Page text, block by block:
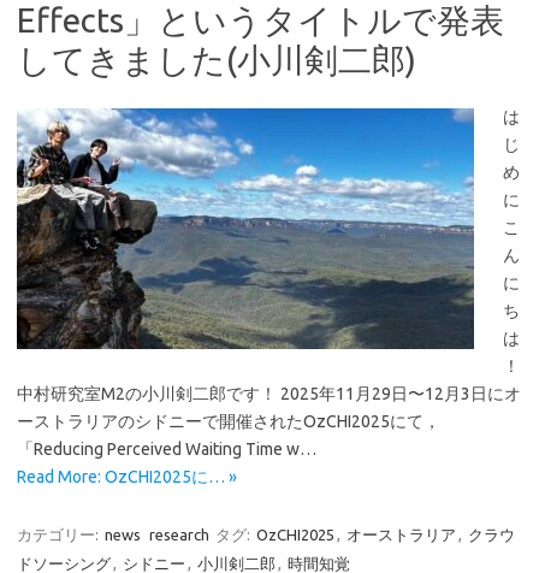
Effects」というタイトルで発表
してきました(小川剣二郎)
は
じ
め
に
こ
ん
に
ち
は
！
中村研究室M2の小川剣二郎です！ 2025年11月29日〜12月3日にオ
ーストラリアのシドニーで開催されたOzCHI2025にて，
「Reducing Perceived Waiting Time w…
Read More: OzCHI2025に… »
カテゴリー: news research タグ: OzCHI2025 , オーストラリア , クラウ
ドソーシング, シドニー , 小川剣二郎 , 時間知覚